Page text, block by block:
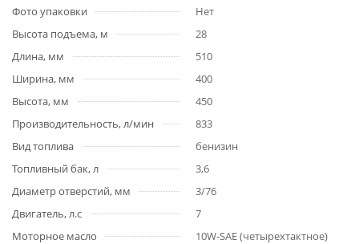
Фото упаковки
Нет
Высота подъема, м
28
Длина, мм
510
Ширина, мм
400
Высота, мм
450
Производительность, л/мин
833
Вид топлива
бенизин
Топливный бак, л
3,6
Диаметр отверстий, мм
3/76
Двигатель, л.с
7
Моторное масло
10W-SAE (четырехтактное)